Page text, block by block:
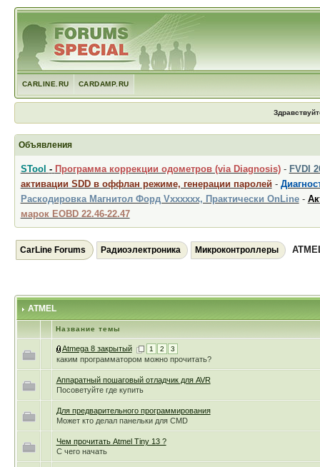
CARLINE.RU CARDAMP.RU
Объявления
STool - Программа коррекции одометров (via Diagnosis)- FVDI
активации SDD в оффлан режиме, генерации паролей -
Раскодировка Магнитол Форд Vxxxxxx, Практически OnLine-
марок EOBD 22.46-22.47
CarLine Forums Радиоэлектроника Микроконтроллеры
ATMEL
Название темы
Atmega 8 закрытый 1 2 3
каким программатором можно прочитать?
Аппаратный пошаговый отладчик для AVR
Посоветуйте где купить
Для предварительного программирования
Может кто делал панельки для CMD
Чем прочитать Atmel Tiny 13 ?
С чего начать